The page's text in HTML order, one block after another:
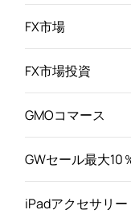
FX市場
FX市場投資
GMOコマース
GWセール最大10
iPadアクセサリー